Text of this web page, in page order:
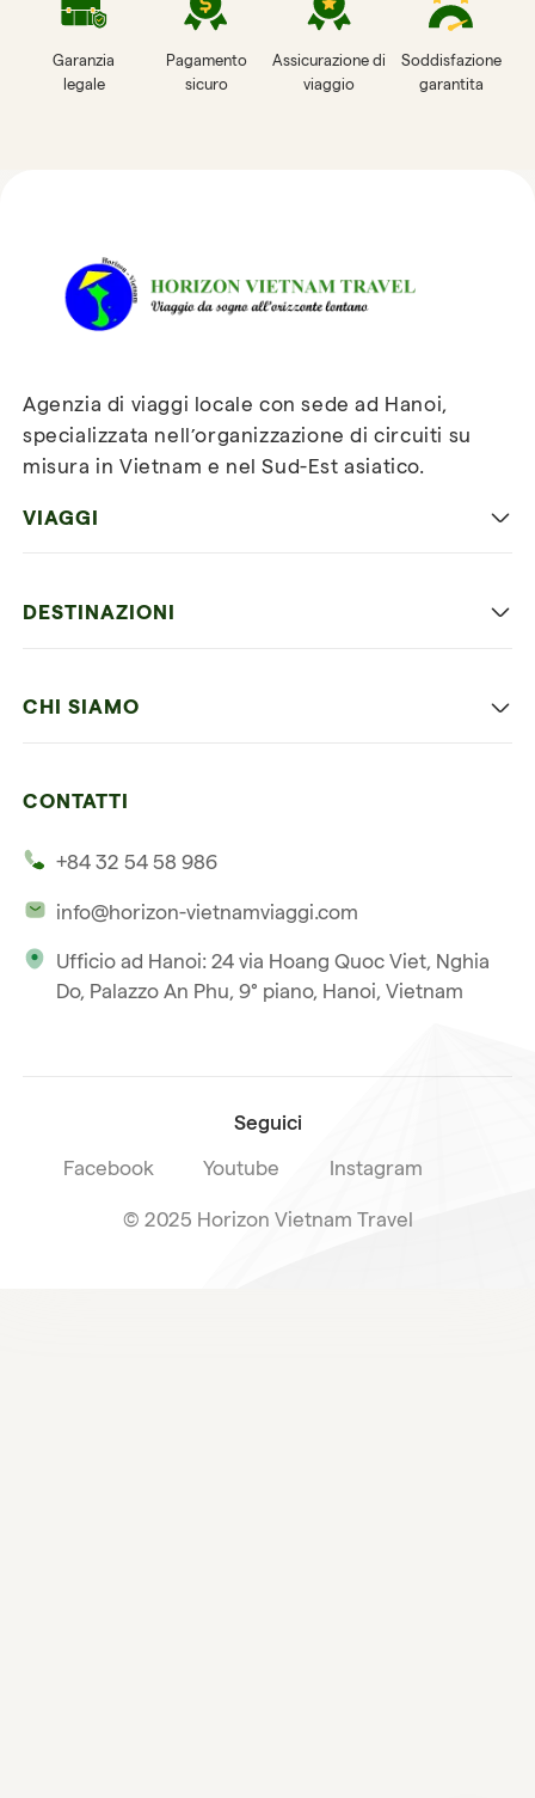
Garanzia
legale
Pagamento
sicuro
Assicurazione di
viaggio
Soddisfazione
garantita
Vietnam Travel
Iscriviti alla nostra
Agenzia di viaggi locale con sede ad Hanoi,
specializzata nell’organizzazione di circuiti su
misura in Vietnam e nel Sud-Est asiatico.
VIAGGI
Vietnam e Cambogia
DESTINAZIONI
CHI SIAMO
La nostra licenza internazionale
CONTATTI
+84 32 54 58 986
info@horizon-vietnamviaggi.com
Ufficio ad Hanoi: 24 via Hoang Quoc Viet, Nghia
Do, Palazzo An Phu, 9° piano, Hanoi, Vietnam
Seguici
Facebook Youtube Instagram
© 2025 Horizon Vietnam Travel